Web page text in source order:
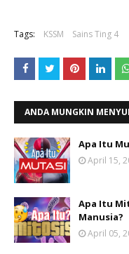
Tags: KSSM Sains Ting 4
ANDA MUNGKIN
Apa Itu
April 15,
Apa Itu
Manusia?
April 05,